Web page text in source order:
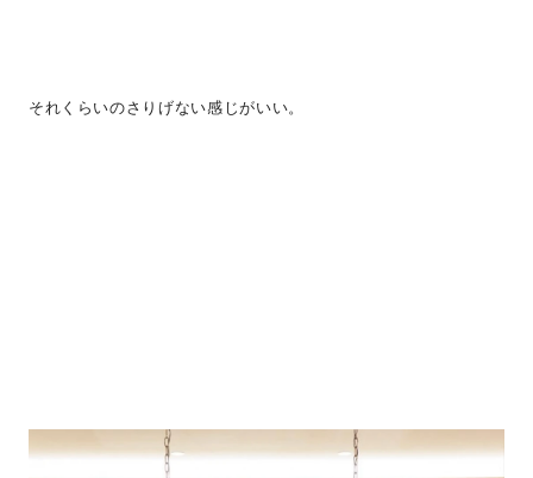
それくらいのさりげない感じがいい。